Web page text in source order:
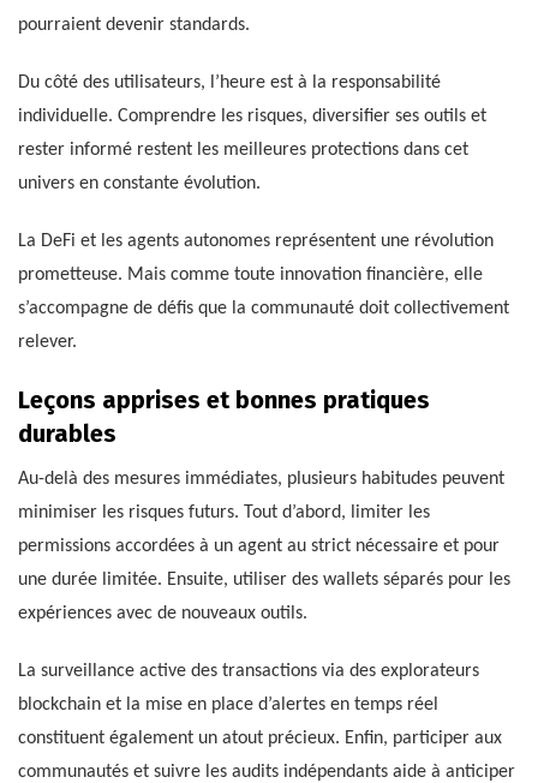
pourraient devenir standards.
Du côté des utilisateurs, l’heure est à la responsabilité
individuelle. Comprendre les risques, diversifier ses outils et
rester informé restent les meilleures protections dans cet
univers en constante évolution.
La DeFi et les agents autonomes représentent une révolution
prometteuse. Mais comme toute innovation financière, elle
s’accompagne de défis que la communauté doit collectivement
relever.
Leçons apprises et bonnes pratiques
durables
Au-delà des mesures immédiates, plusieurs habitudes peuvent
minimiser les risques futurs. Tout d’abord, limiter les
permissions accordées à un agent au strict nécessaire et pour
une durée limitée. Ensuite, utiliser des wallets séparés pour les
expériences avec de nouveaux outils.
La surveillance active des transactions via des explorateurs
blockchain et la mise en place d’alertes en temps réel
constituent également un atout précieux. Enfin, participer aux
communautés et suivre les audits indépendants aide à anticiper